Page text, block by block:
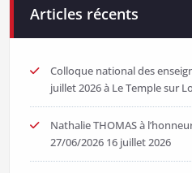
Articles récents
Colloque national des
juillet 2026 à Le Temple sur
Nathalie THOMAS à
27/06/2026 16 juillet 2026